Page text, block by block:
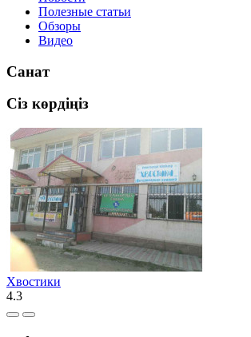
Полезные статьи
Обзоры
Видео
Санат
Сіз көрдіңіз
Хвостики
4.3